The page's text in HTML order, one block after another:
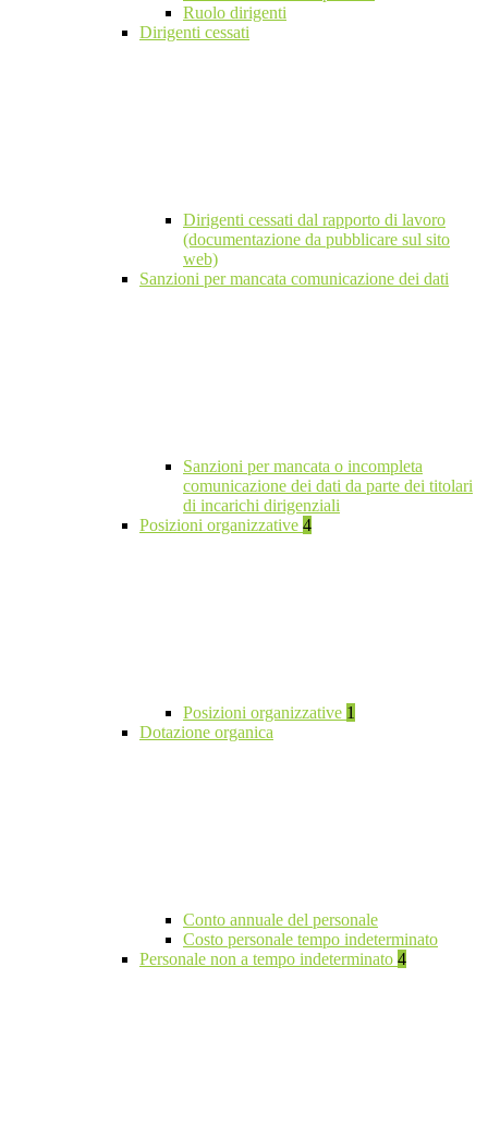
Ruolo dirigenti
Dirigenti cessati
Dirigenti cessati dal rapporto di lavoro
(documentazione da pubblicare sul sito
web)
Sanzioni per mancata comunicazione dei dati
Sanzioni per mancata o incompleta
comunicazione dei dati da parte dei titolari
di incarichi dirigenziali
Posizioni organizzative 4
Posizioni organizzative 1
Dotazione organica
Conto annuale del personale
Costo personale tempo indeterminato
Personale non a tempo indeterminato 4